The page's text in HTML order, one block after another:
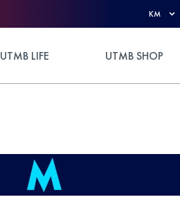
KM
UTMB LIFE UTMB SHOP